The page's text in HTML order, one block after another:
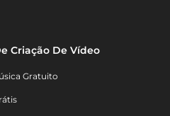
Criação De Vídeo
Gratuito